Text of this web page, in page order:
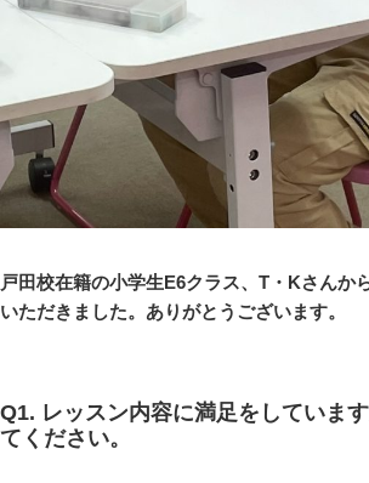
戸田校在籍の小学生E6クラス、T・Kさんか
いただきました。ありがとうございます。
Q1. レッスン内容に満足をしていま
てください。